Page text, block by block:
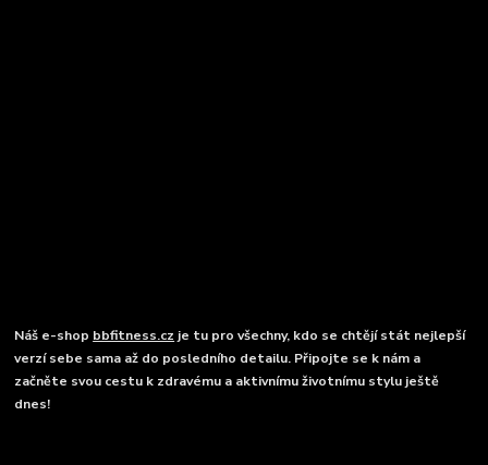
Náš e-shop bbfitness.cz je tu pro všechny, kdo se chtějí stát nejlepší
verzí sebe sama až do posledního detailu. Připojte se k nám a
začněte svou cestu k zdravému a aktivnímu životnímu stylu ještě
dnes!